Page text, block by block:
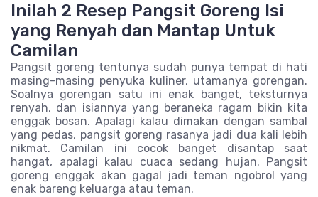
Inilah 2 Resep Pangsit Goreng Isi
yang Renyah dan Mantap Untuk
Camilan
Pangsit goreng tentunya sudah punya tempat di hati
masing-masing penyuka kuliner, utamanya gorengan.
Soalnya gorengan satu ini enak banget, teksturnya
renyah, dan isiannya yang beraneka ragam bikin kita
enggak bosan. Apalagi kalau dimakan dengan sambal
yang pedas, pangsit goreng rasanya jadi dua kali lebih
nikmat. Camilan ini cocok banget disantap saat
hangat, apalagi kalau cuaca sedang hujan. Pangsit
goreng enggak akan gagal jadi teman ngobrol yang
enak bareng keluarga atau teman.